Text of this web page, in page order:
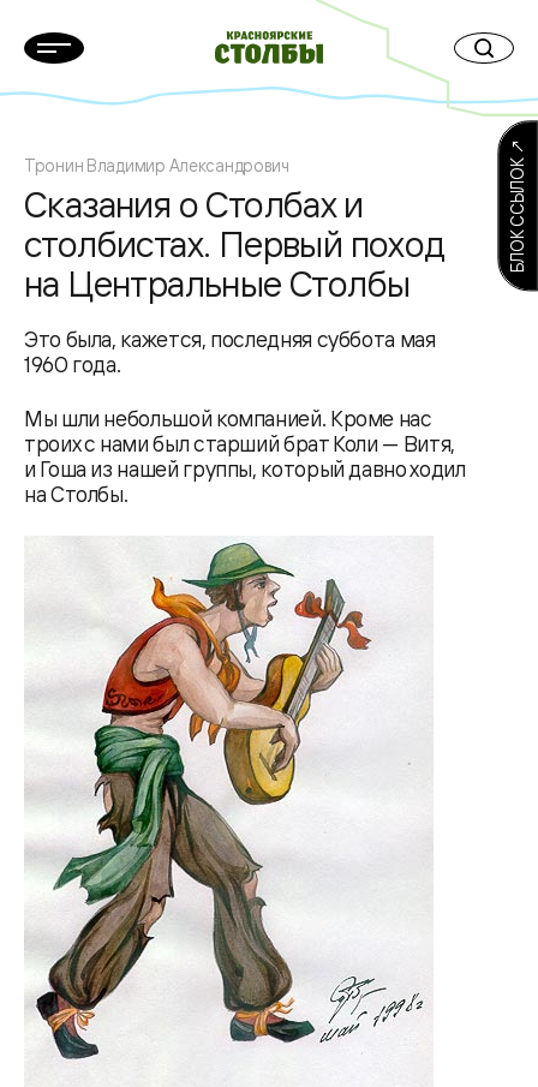
Тронин Владимир Александрович
Сказания о Столбах и
столбистах. Первый поход
на Центральные Столбы
Это была, кажется, последняя суббота мая
1960 года.
Мы шли небольшой компанией. Кроме нас
троих с нами был старший брат Коли — Витя,
и Гоша из нашей группы, который давно ходил
на Столбы.
БЛОК ССЫЛОК ↗